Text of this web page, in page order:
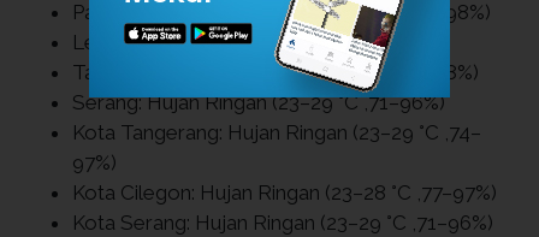
Pandeglang:
Hujan Ringan (23–26 °C ,90–98%)
Lebak:Hujan Ringan (23–26 °C ,94–99%)
Tangerang:
Hujan Ringan (23–29 °C ,74–98%)
Serang:Hujan Ringan (23–29 °C ,71–96%)
Kota Tangerang: Hujan Ringan (23–29 °C ,74–
97%)
Kota Cilegon: Hujan Ringan (23–28 °C ,77–97%)
Kota Serang: Hujan Ringan (23–29 °C ,71–96%)